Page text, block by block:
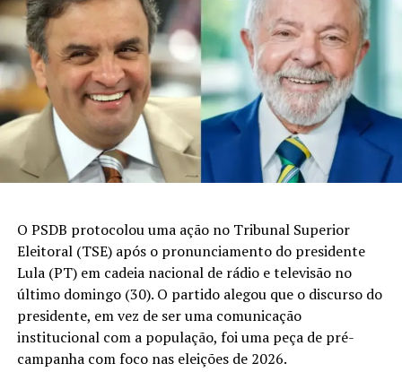
O PSDB protocolou uma ação no Tribunal Superior
Eleitoral (TSE)após o pronunciamento do presidente
Lula (PT)em cadeia nacional de rádio e televisão no
último domingo (30). O partido alegou que o discurso do
presidente, em vez de ser uma comunicação
institucional com a população, foi uma peça de pré-
campanha com foco nas eleições de 2026.